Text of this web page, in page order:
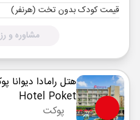
قیمت کودک بدون تخت (هرنفر)
مشاوره و
هتل رامادا دیوانا
Hotel Poket
پوکت